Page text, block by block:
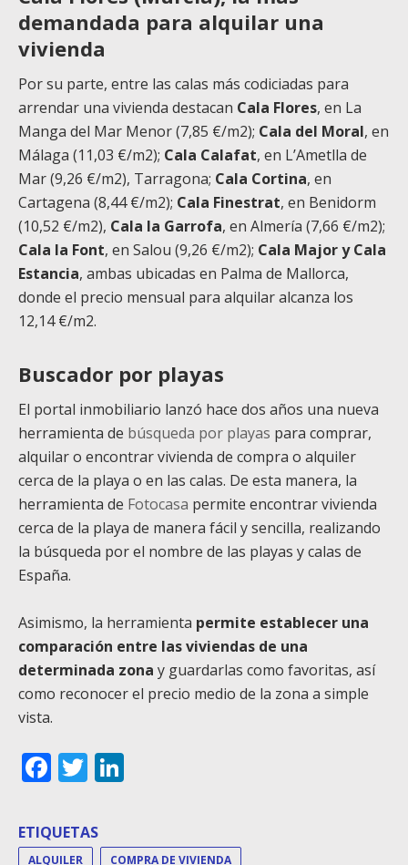
demandada para alquilar una
vivienda
Por su parte, entre las calas más codiciadas para
arrendar una vivienda destacan Cala Flores, en La
Manga del Mar Menor (7,85 €/m2); Cala del Moral, en
Málaga (11,03 €/m2); Cala Calafat, en L’Ametlla de
Mar (9,26 €/m2), Tarragona; Cala Cortina, en
Cartagena (8,44 €/m2); Cala Finestrat, en Benidorm
(10,52 €/m2), Cala la Garrofa, en Almería (7,66 €/m2);
Cala la Font, en Salou (9,26 €/m2); Cala Major y Cala
Estancia, ambas ubicadas en Palma de Mallorca,
donde el precio mensual para alquilar alcanza los
12,14 €/m2.
Buscador por playas
El portal inmobiliario lanzó hace dos años una nueva
herramienta de búsqueda por playas para comprar,
alquilar o encontrar vivienda de compra o alquiler
cerca de la playa o en las calas. De esta manera, la
herramienta de Fotocasa permite encontrar vivienda
cerca de la playa de manera fácil y sencilla, realizando
la búsqueda por el nombre de las playas y calas de
España.
Asimismo, la herramienta permite establecer una
comparación entre las viviendas de una
determinada zona y guardarlas como favoritas, así
como reconocer el precio medio de la zona a simple
vista.
Facebook
Twitter
ETIQUETAS
ALQUILER COMPRA DE VIVIENDA